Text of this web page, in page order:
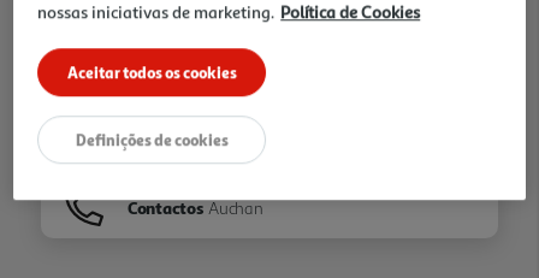
Ir para Homepage
Folhetos
Contactos Auchan
nossas iniciativas de marketing. Política de Cookies
Aceitar todos os cookies
Definições de cookies